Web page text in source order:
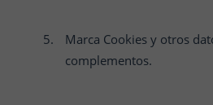
Marca Cookies y otros
complementos.